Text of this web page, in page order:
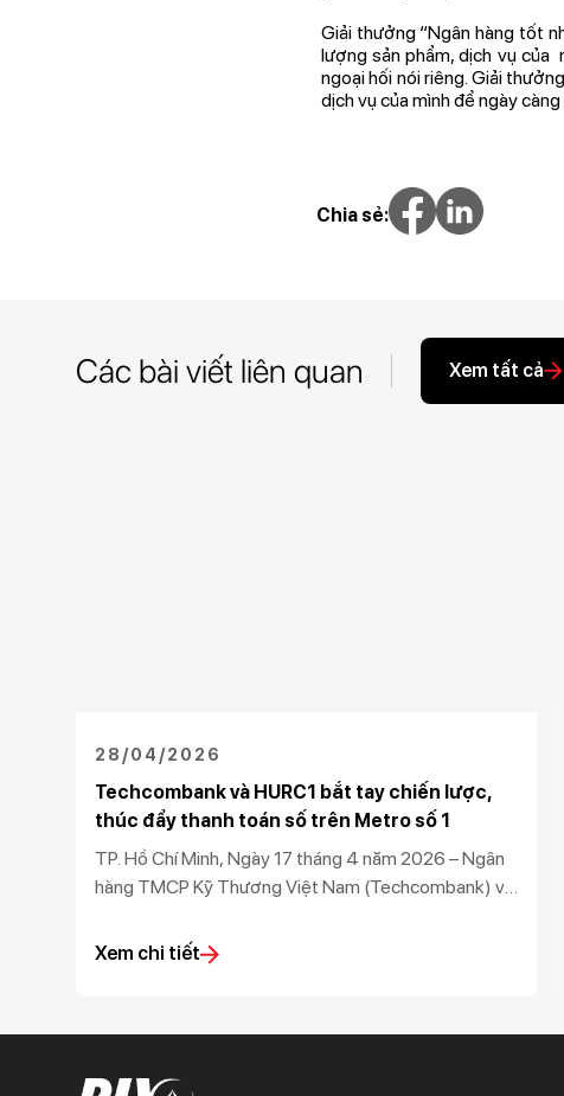
Giải thưởng “Ngân hàng tốt
lượng sản phẩm, dịch vụ của
ngoại hối nói riêng. Giải
dịch vụ của mình để ngày
Chia sẻ:
Các bài viết liên quan Xem tất cả
28/04/2026
Techcombank và HURC1 bắt tay chiến lược,
thúc đẩy thanh toán số trên Metro số 1
TP. Hồ Chí Minh, Ngày 17 tháng 4 năm 2026 – Ngân
hàng TMCP Kỹ Thương Việt Nam (Techcombank) và
chính thức ký kết thỏa thuận hợp tác chiến lược, mở
ra bước tiến mới trong việc đưa tài chính số vào giao
thị thông minh, hiện đại và bền vững tại TP.HCM.
Xem chi tiết